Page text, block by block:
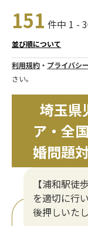
151 件中 1 -
並び順について
利用規約 ・ プライバシ
さい。
埼玉県
ア・全
婚問題
【浦和駅徒
を適切に行
後押しいた